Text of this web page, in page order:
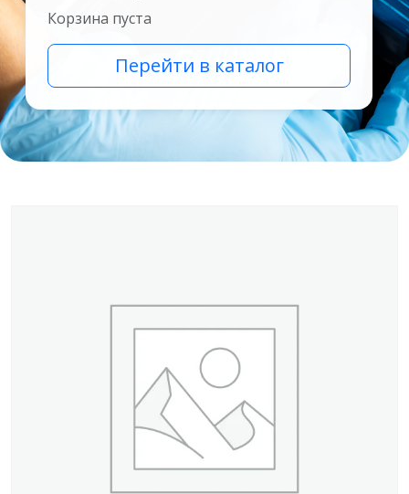
Корзина пуста
Перейти в каталог